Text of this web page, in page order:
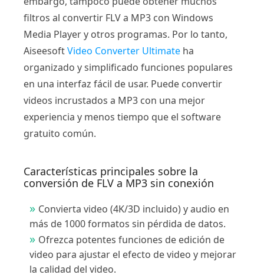
filtros al convertir FLV a MP3 con Windows
Media Player y otros programas. Por lo tanto,
AiseesoftVideo Converter Ultimate ha
organizado y simplificado funciones populares
en una interfaz fácil de usar. Puede convertir
videos incrustados a MP3 con una mejor
experiencia y menos tiempo que el software
gratuito común.
Características principales sobre la
conversión de FLV a MP3 sin conexión
Convierta video (4K/3D incluido) y audio en
más de 1000 formatos sin pérdida de datos.
Ofrezca potentes funciones de edición de
video para ajustar el efecto de video y mejorar
la calidad del video.